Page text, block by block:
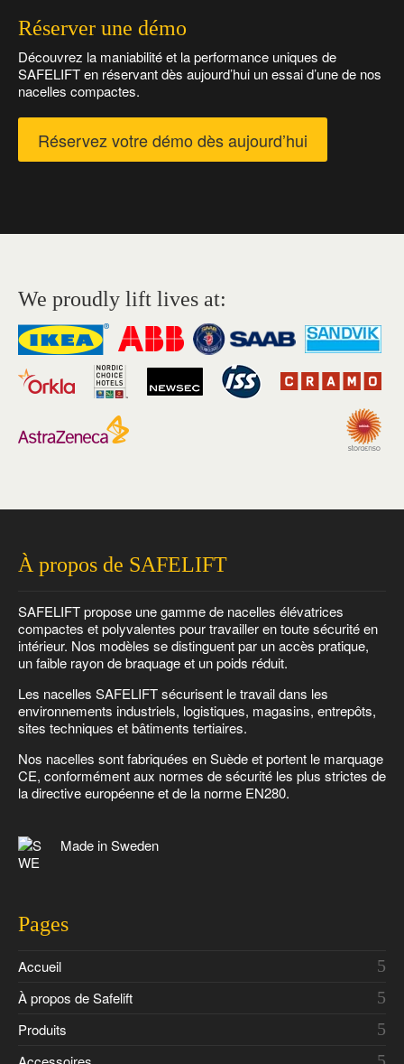
Réserver une démo
Découvrez la maniabilité et la performance uniques de
SAFELIFT en réservant dès aujourd’hui un essai d’une de nos
nacelles compactes.
Réservez votre démo dès aujourd’hui
We proudly lift lives at:
À propos de SAFELIFT
SAFELIFT propose une gamme de nacelles élévatrices
compactes et polyvalentes pour travailler en toute sécurité en
intérieur. Nos modèles se distinguent par un accès pratique,
un faible rayon de braquage et un poids réduit.
Les nacelles SAFELIFT sécurisent le travail dans les
environnements industriels, logistiques, magasins, entrepôts,
sites techniques et bâtiments tertiaires.
Nos nacelles sont fabriquées en Suède et portent le marquage
CE, conformément aux normes de sécurité les plus strictes de
la directive européenne et de la norme EN280.
Made in Sweden
Pages
Accueil
À propos de Safelift
Produits